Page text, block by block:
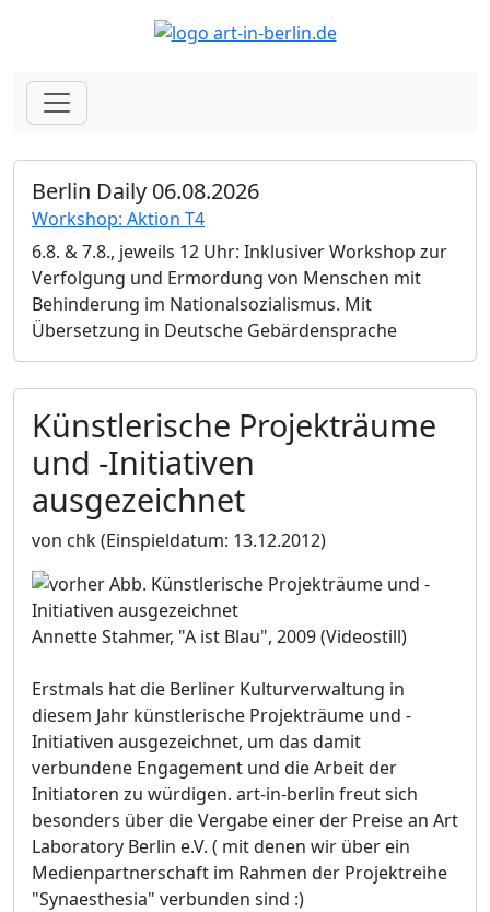
Berlin Daily 06.08.2026
Workshop: Aktion T4
6.8. & 7.8., jeweils 12 Uhr: Inklusiver Workshop zur
Verfolgung und Ermordung von Menschen mit
Behinderung im Nationalsozialismus. Mit
Übersetzung in Deutsche Gebärdensprache
Künstlerische Projekträume
und -Initiativen
ausgezeichnet
von chk(Einspieldatum: 13.12.2012)
Annette Stahmer, "A ist Blau", 2009 (Videostill)
Erstmals hat die Berliner Kulturverwaltung in
diesem Jahr künstlerische Projekträume und -
Initiativen ausgezeichnet, um das damit
verbundene Engagement und die Arbeit der
Initiatoren zu würdigen. art-in-berlin freut sich
besonders über die Vergabe einer der Preise an Art
Laboratory Berlin e.V. ( mit denen wir über ein
Medienpartnerschaft im Rahmen der Projektreihe
"Synaesthesia" verbunden sind :)